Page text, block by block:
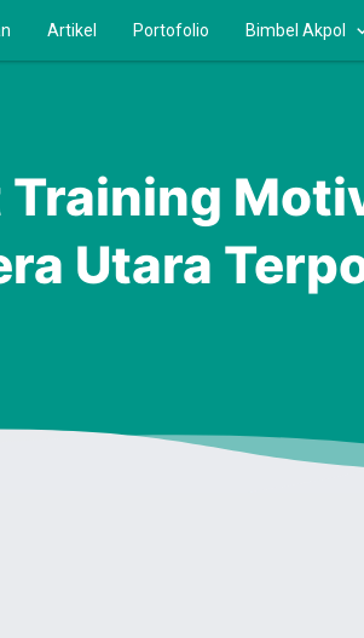
Artikel Portofolio Bimbel Akpol
Utara